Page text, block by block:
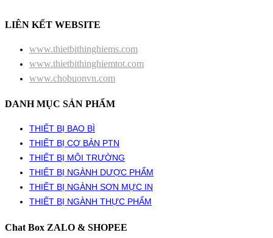
LIÊN KẾT WEBSITE
www.thietbithinghiems.com
www.thietbithinghiemtot.com
www.chobuonvn.com
DANH MỤC SẢN PHẨM
THIẾT BỊ BAO BÌ
THIẾT BỊ CƠ BẢN PTN
THIẾT BỊ MÔI TRƯỜNG
THIẾT BỊ NGÀNH DƯỢC PHẨM
THIẾT BỊ NGÀNH SƠN MỰC IN
THIẾT BỊ NGÀNH THỰC PHẨM
Chat Box ZALO & SHOPEE